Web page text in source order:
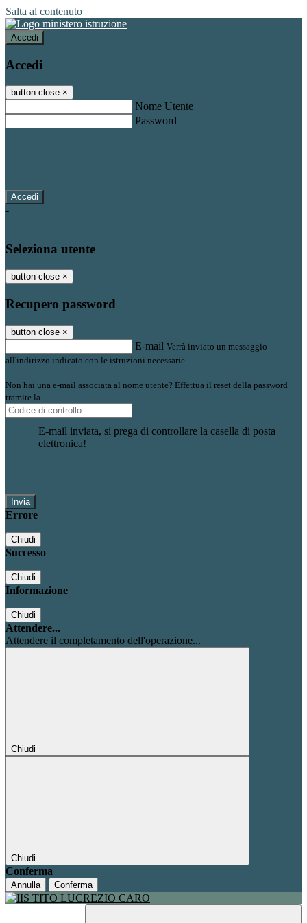
Salta al contenuto
Accedi
Accedi
button close ×
Nome Utente
Password
-
Seleziona utente
button close ×
Recupero password
button close ×
E-mail Verrà inviato un messaggio
all'indirizzo indicato con le istruzioni necessarie.
Non hai una e-mail associata al nome utente? Effettua il reset della password
tramite la
E-mail inviata, si prega di controllare la casella di posta
elettronica!
Errore
Chiudi
Successo
Chiudi
Informazione
Chiudi
Attendere...
Attendere il completamento dell'operazione...
Chiudi
Chiudi
Conferma
Annulla Conferma